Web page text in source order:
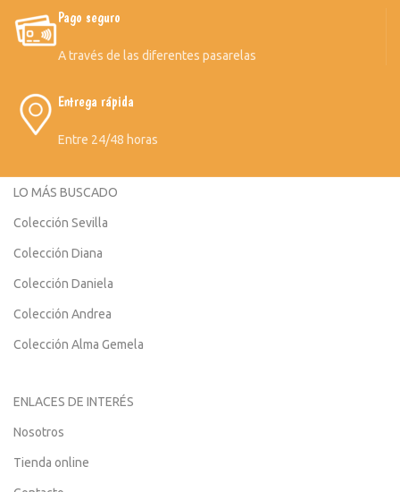
Pago seguro
A través de las diferentes pasarelas
Entrega rápida
Entre 24/48 horas
LO MÁS BUSCADO
Colección Sevilla
Colección Diana
Colección Daniela
Colección Andrea
Colección Alma Gemela
ENLACES DE INTERÉS
Nosotros
Tienda online